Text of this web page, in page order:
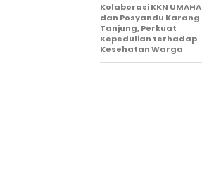
Kolaborasi KKN UMAHA
dan Posyandu Karang
Tanjung, Perkuat
Kepedulian terhadap
Kesehatan Warga